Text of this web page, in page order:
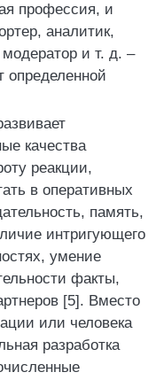
профессия, и
аналитик,
и т. д. –
определенной
качества
реакции,
в оперативных
память,
интригующего
умение
факты,
[5]. Вместо
или человека
разработка